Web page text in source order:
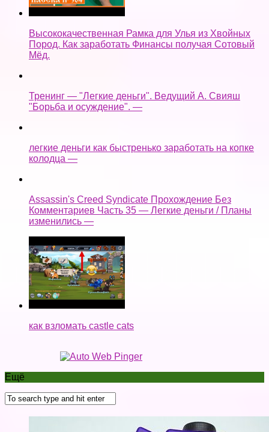
Высококачественная Рамка для Улья из Хвойных
Пород. Как заработать Финансы получая Сотовый
Мёд.
Тренинг — "Легкие деньги". Ведущий А. Свияш
"Борьба и осуждение". —
легкие деньги как быстренько заработать на копке
колодца —
Assassin's Creed Syndicate Прохождение Без
Комментариев Часть 35 — Легкие деньги / Планы
изменились —
как взломать castle cats
Ещё